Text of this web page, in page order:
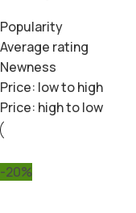
Popularity
Average rating
Newness
Price: low to high
Price: high to low
-20%